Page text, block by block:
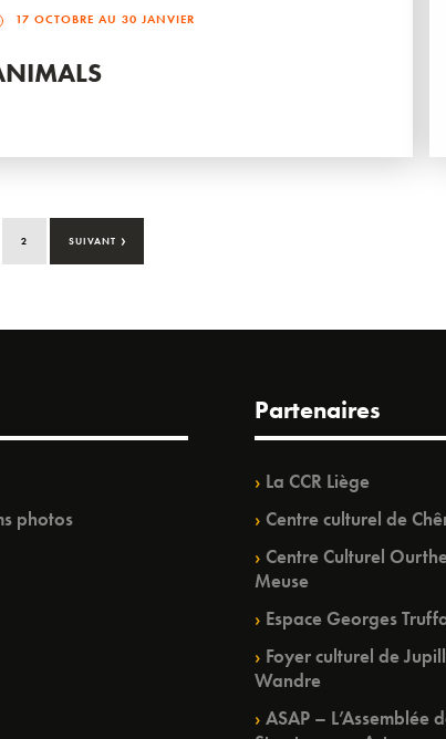
17 OCTOBRE AU 30 JANVIER
2 SUIVANT ›
photos
Partenaires
La CCR Liège
Centre culturel de
Centre Culturel
Meuse
Espace Georges
Foyer culturel de
Wandre
ASAP – L’Assemblée